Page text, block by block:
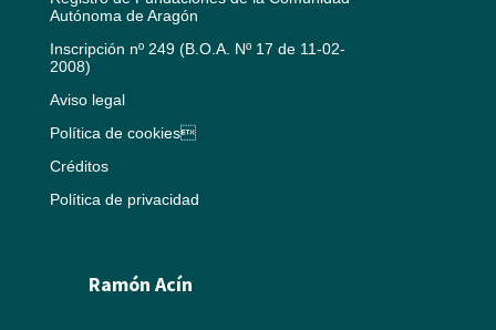
Autónoma de Aragón
Inscripción nº 249 (B.O.A. Nº 17 de 11-02-
2008)
Aviso legal
Política de cookies
Créditos
Política de privacidad
Ramón Acín